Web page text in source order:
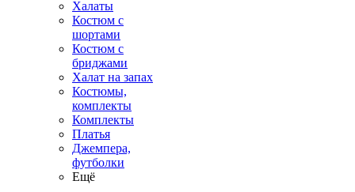
Халаты
Костюм с
шортами
Костюм с
бриджами
Халат на запах
Костюмы,
комплекты
Комплекты
Платья
Джемпера,
футболки
Ещё